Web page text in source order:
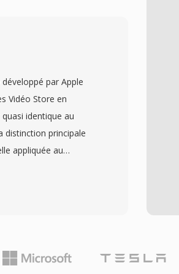
du spectateur.
flexible pour le
de résolution au
prediction intra et
s&#039;est
GPU et televiseurs
concernant les
particulièrement
par Apple
Vidéo Store en
identique au
distinction principale
appliquée au
fichiers M4V non
avec dès
les pistes de